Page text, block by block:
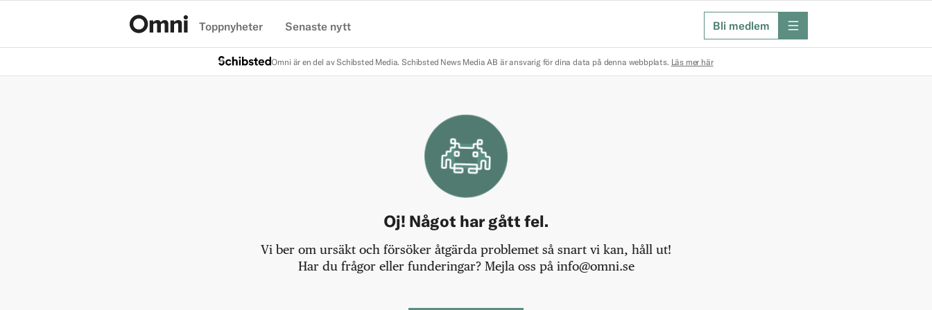
Toppnyheter Senaste nytt Bli medlem meny
Omni är en del av Schibsted Media. Schibsted News Media AB är ansvarig för dina data på denna webbplats. Läs mer här
Oj! Något har gått fel.
Vi ber om ursäkt och försöker åtgärda problemet så snart vi kan, håll ut!
Har du frågor eller funderingar? Mejla oss på info@omni.se